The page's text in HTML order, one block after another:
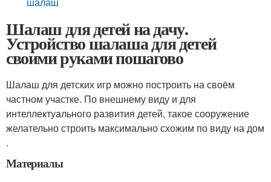
Шалаш для детей на дачу.
Устройство шалаша для детей
своими руками пошагово
Шалаш для детских игр можно построить на своём
частном участке. По внешнему виду и для
интеллектуального развития детей, такое сооружение
желательно строить максимально схожим по виду на дом
.
Материалы